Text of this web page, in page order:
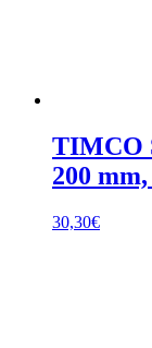
TIMCO
200
30,30€